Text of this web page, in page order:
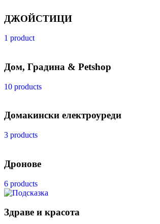
ДЖОЙСТИЦИ
1 product
Дом, Градина & Petshop
10 products
Домакински електроуреди
3 products
Дронове
6 products
Здраве и красота